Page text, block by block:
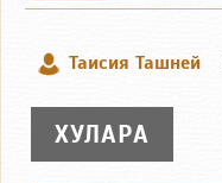
Таисия Ташней
ХУЛАРА